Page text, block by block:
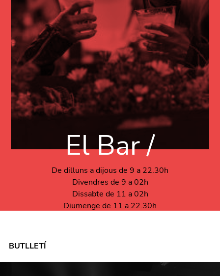
El Bar /
De dilluns a dijous de 9 a 22.30h
Divendres de 9 a 02h
Dissabte de 11 a 02h
Diumenge de 11 a 22.30h
BUTLLETÍ